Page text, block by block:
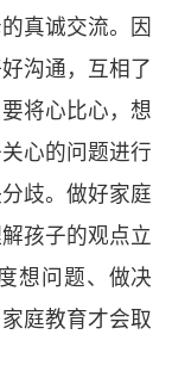
真诚交流。因
沟通，互相了
将心比心，想
心的问题进行
歧。做好家庭
孩子的观点立
想问题、做决
庭教育才会取